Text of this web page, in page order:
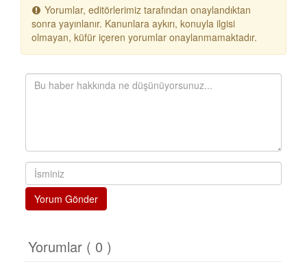
Yorumlar, editörlerimiz tarafından onaylandıktan
sonra yayınlanır. Kanunlara aykırı, konuyla ilgisi
olmayan, küfür içeren yorumlar onaylanmamaktadır.
Yorum Gönder
Yorumlar ( 0 )